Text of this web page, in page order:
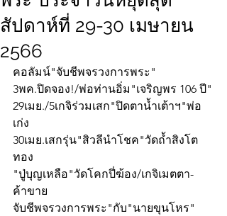
สัปดาห์ที่ 29-30 เมษายน
2566
คอลัมน์"จับชีพจรวงการพระ"
3พค.ปิดจอง!/พ่อท่านอิ่ม"เจริญพร 106 ปี"
29เมย./5เกจิร่วมเสก"ปิดตาน้ำเต้าฯ"พ่อ
เก่ง
30เมย.เสกรุ่น"สิวลีนำโชค"วัดถ้ำสิงโต
ทอง
"ปู่บุญเหลือ"วัดโคกปี่ฆ้อง/เกจิเมตตา-
ค้าขาย
จับชีพจรวงการพระ"กับ"นายขุนโหร"